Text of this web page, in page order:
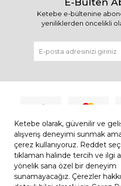
Ketebe olarak, güvenilir ve
alışveriş deneyimi sunmak
çerez kullanıyoruz. Reddet
tıklaman halinde tercih ve ilgi
yönelik sana özel bir deneyim
sunamayacağız. Çerezler
E-Bülten
Ketebe e-bültenine
yeniliklerden öncelikli